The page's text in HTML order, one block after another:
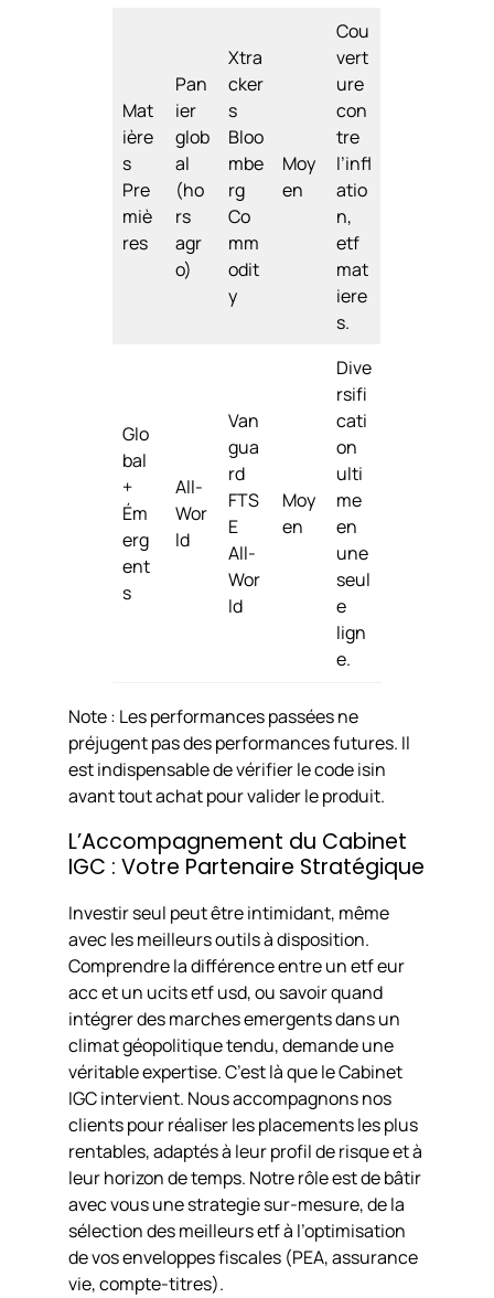
Mat
ière
s
Pre
miè
res
Pan
ier
glob
al
(ho
rs
agr
o)
Xtra
cker
s
Bloo
mbe
rg
Co
mm
odit
y
Moy
en
Cou
vert
ure
con
tre
l’infl
atio
n,
etf
mat
iere
s.
Glo
bal
+
Ém
erg
ent
s
All-
Wor
ld
Van
gua
rd
FTS
E
All-
Wor
ld
Moy
en
Dive
rsifi
cati
on
ulti
me
en
une
seul
e
lign
e.
Note : Les performances passées ne
préjugent pas des performances futures. Il
est indispensable de vérifier le code isin
avant tout achat pour valider le produit.
L’Accompagnement du Cabinet
IGC : Votre Partenaire Stratégique
Investir seul peut être intimidant, même
avec les meilleurs outils à disposition.
Comprendre la différence entre un etf eur
acc et un ucits etf usd, ou savoir quand
intégrer des marches emergents dans un
climat géopolitique tendu, demande une
véritable expertise. C’est là que le Cabinet
IGC intervient. Nous accompagnons nos
clients pour réaliser les placements les plus
rentables, adaptés à leur profil de risque et à
leur horizon de temps. Notre rôle est de bâtir
avec vous une strategie sur-mesure, de la
sélection des meilleurs etf à l’optimisation
de vos enveloppes fiscales (PEA, assurance
vie, compte-titres).